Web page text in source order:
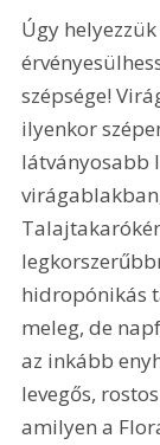
Úgy
szépsége!
ilyenkor
látványosabb
hidropónikás
meleg, de
az inkább
levegős,
amilyen a